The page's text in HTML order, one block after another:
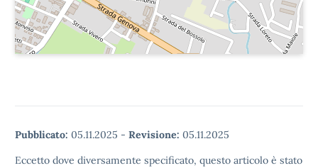
Pubblicato: 05.11.2025 - Revisione: 05.11.2025
Eccetto dove diversamente specificato, questo articolo è stato